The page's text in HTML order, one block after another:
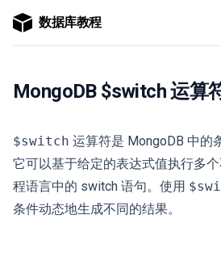
数据库教程
MongoDB $switch 运算
$switch 运算符是 MongoDB 中的
它可以基于给定的表达式值执行多
程语言中的 switch 语句。使用
条件动态地生成不同的结果。